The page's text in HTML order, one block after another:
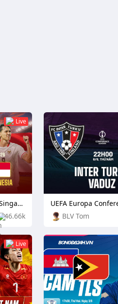
Live
46.66k
ASEAN Championship: Singapore vs Indonesia
BLV Tom
Live